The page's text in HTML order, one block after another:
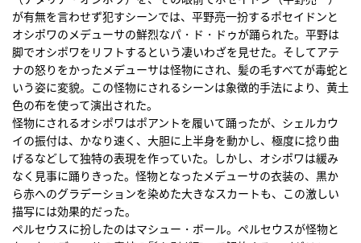
が有無を言わせず犯すシーンでは、平野亮一扮するポセイドンと
オシポワのメデューサの鮮烈なパ・ド・ドゥが踊られた。平野は
脚でオシポワをリフトするという凄いわざを見せた。そしてアテ
ナの怒りをかったメデューサは怪物にされ、髪の毛すべてが毒蛇と
いう姿に変貌。この怪物にされるシーンは象徴的手法により、黄土
色の布を使って演出された。
怪物にされるオシポワはポアントを履いて踊ったが、シェルカウ
イの振付は、かなり速く、大胆に上半身を動かし、極度に捻り曲
げるなどして独特の表現を作っていた。しかし、オシポワは緩み
なく見事に踊りきった。怪物となったメデューサの衣装の、黒か
ら赤へのグラデーションを染めた大きなスカートも、この激しい
描写には効果的だった。
ペルセウスに扮したのはマシュー・ボール。ペルセウスが怪物と